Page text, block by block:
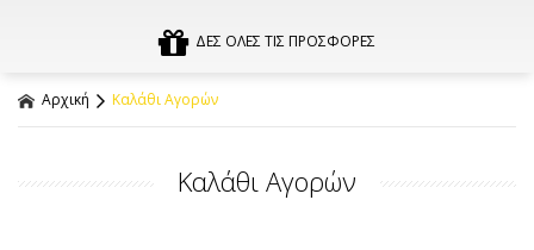
ΔΕΣ ΟΛΕΣ ΤΙΣ ΠΡΟΣΦΟΡΕΣ
Αρχική Καλάθι Αγορών
Καλάθι Αγορών